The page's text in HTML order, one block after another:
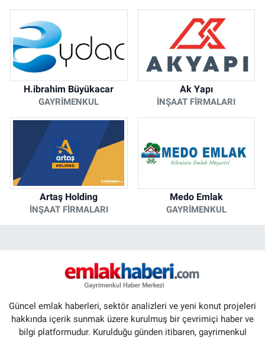
H.ibrahim Büyükacar
GAYRIMENKUL
Ak Yapı
İNŞAAT FIRMALARI
Artaş Holding
İNŞAAT FIRMALARI
Medo Emlak
GAYRIMENKUL
Güncel emlak haberleri, sektör analizleri ve yeni konut projeleri
hakkında içerik sunmak üzere kurulmuş bir çevrimiçi haber ve
bilgi platformudur. Kurulduğu günden itibaren, gayrimenkul